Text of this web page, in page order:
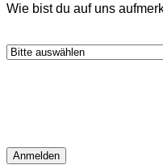
Wie bist du auf uns